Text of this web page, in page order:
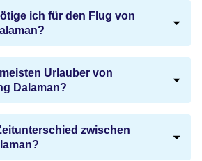
ich für den Flug von
Urlauber von
Dalaman?
zwischen